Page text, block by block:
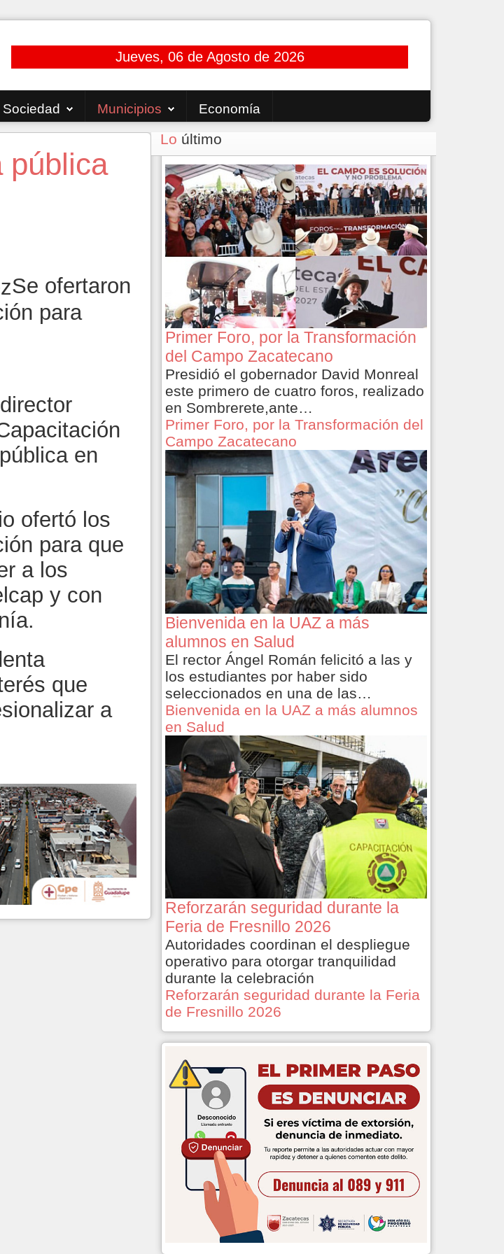
Jueves, 06 de Agosto de 2026
Sociedad Municipios Economía
pública
Se ofertaron
para
en
ofertó los
para que
a los
y con
que
a
Lo último
Primer Foro, por la Transformación
del Campo Zacatecano
Presidió el gobernador David Monreal
este primero de cuatro foros, realizado
en Sombrerete,ante…
Primer Foro, por la Transformación del
Campo Zacatecano
Bienvenida en la UAZ a más
alumnos en Salud
El rector Ángel Román felicitó a las y
los estudiantes por haber sido
seleccionados en una de las…
Bienvenida en la UAZ a más alumnos
en Salud
Reforzarán seguridad durante la
Feria de Fresnillo 2026
Autoridades coordinan el despliegue
operativo para otorgar tranquilidad
durante la celebración
Reforzarán seguridad durante la Feria
de Fresnillo 2026